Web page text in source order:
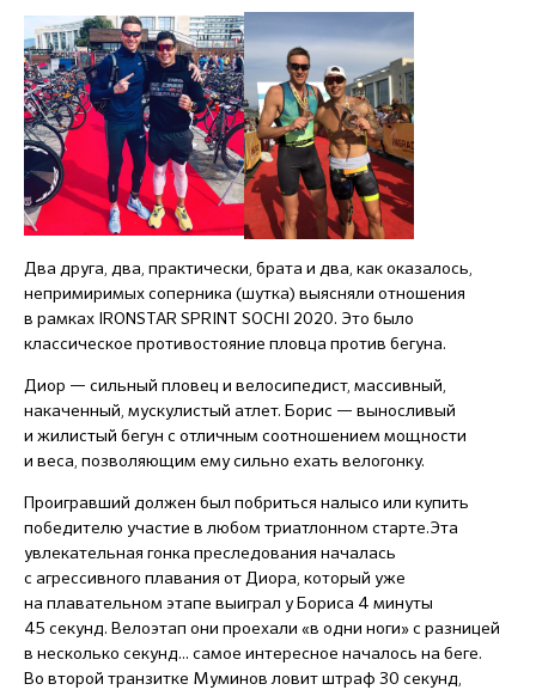
Два друга, два, практически, брата и два, как оказалось,
непримиримых соперника (шутка) выясняли отношения
в рамках IRONSTAR SPRINT SOCHI 2020. Это было
классическое противостояние пловца против бегуна.
Диор — сильный пловец и велосипедист, массивный,
накаченный, мускулистый атлет. Борис — выносливый
и жилистый бегун с отличным соотношением мощности
и веса, позволяющим ему сильно ехать велогонку.
Проигравший должен был побриться налысо или купить
победителю участие в любом триатлонном старте.Эта
увлекательная гонка преследования началась
с агрессивного плавания от Диора, который уже
на плавательном этапе выиграл у Бориса 4 минуты
45 секунд. Велоэтап они проехали «в одни ноги» с разницей
в несколько секунд... самое интересное началось на беге.
Во второй транзитке Муминов ловит штраф 30 секунд,